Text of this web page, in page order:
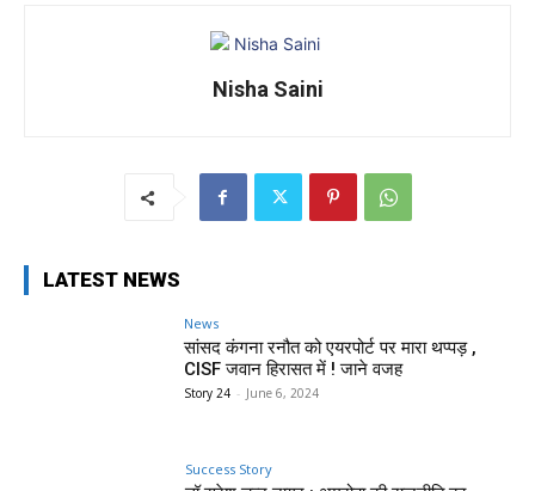
Nisha Saini
LATEST NEWS
News
सांसद कंगना रनौत को एयरपोर्ट पर मारा थप्पड़ ,
CISF जवान हिरासत में ! जाने वजह
Story 24 - June 6, 2024
Success Story